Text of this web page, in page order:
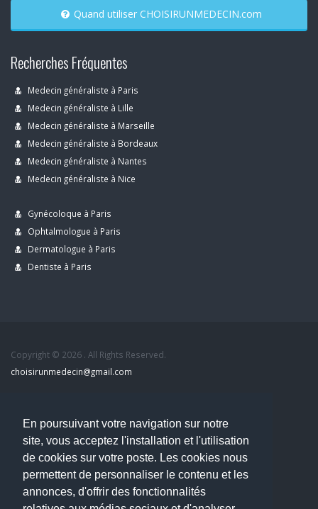
En poursuivant votre navigation sur notre
site, vous acceptez l'installation et l'utilisation
de cookies sur votre poste. Les cookies nous
permettent de personnaliser le contenu et les
annonces, d'offrir des fonctionnalités
Quand utiliser CHOISIRUNMEDECIN.com
Recherches Fréquentes
Medecin généraliste à Paris
Medecin généraliste à Lille
Medecin généraliste à Marseille
Medecin généraliste à Bordeaux
Medecin généraliste à Nantes
Medecin généraliste à Nice
Gynécoloque à Paris
Ophtalmologue à Paris
Dermatologue à Paris
Dentiste à Paris
Copyright © 2026 . All Rights Reserved.
choisirunmedecin@gmail.com
Accueil
Blog
Mon compte
Dernier avis : MOUNIA HOUSSAIM, Psychiatre à Guérande